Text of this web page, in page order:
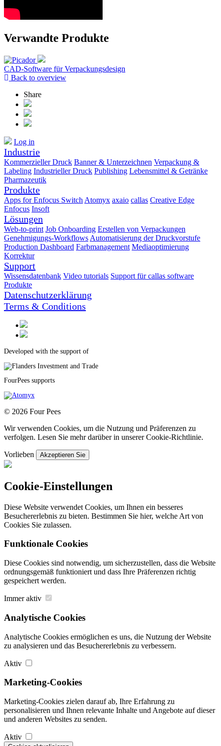
Verwandte Produkte
CAD-Software für Verpackungsdesign
Back to overview
Share
Log in
Industrie
Kommerzieller Druck Banner & Unterzeichnen Verpackung &
Labeling Industrieller Druck Publishing Lebensmittel & Getränke
Pharmazeutik
Produkte
Apps for Enfocus Switch Atomyx axaio callas Creative Edge
Enfocus Insoft
Lösungen
Web-to-print Job Onboarding Erstellen von Verpackungen
Genehmigungs-Workflows Automatisierung der Druckvorstufe
Production Dashboard Farbmanagement Mediaoptimierung
Korrektur
Support
Wissensdatenbank Video tutorials Support für callas software
Produkte
Datenschutzerklärung
Terms & Conditions
Developed with the support of
FourPees supports
© 2026 Four Pees
Wir verwenden Cookies, um die Nutzung und Präferenzen zu
verfolgen. Lesen Sie mehr darüber in unserer Cookie-Richtlinie.
Vorlieben Akzeptieren Sie
Cookie-Einstellungen
Diese Website verwendet Cookies, um Ihnen ein besseres
Besuchererlebnis zu bieten. Bestimmen Sie hier, welche Art von
Cookies Sie zulassen.
Funktionale Cookies
Diese Cookies sind notwendig, um sicherzustellen, dass die Website
ordnungsgemäß funktioniert und dass Ihre Präferenzen richtig
gespeichert werden.
Immer aktiv
Analytische Cookies
Analytische Cookies ermöglichen es uns, die Nutzung der Website
zu analysieren und das Besuchererlebnis zu verbessern.
Aktiv
Marketing-Cookies
Marketing-Cookies zielen darauf ab, Ihre Erfahrung zu
personalisieren und Ihnen relevante Inhalte und Angebote auf dieser
und anderen Websites zu senden.
Aktiv